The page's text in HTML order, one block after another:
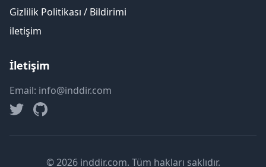
Gizlilik Politikası / Bildirimi
iletişim
İletişim
Email: info@inddir.com
© 2026 inddir.com. Tüm hakları saklıdır.